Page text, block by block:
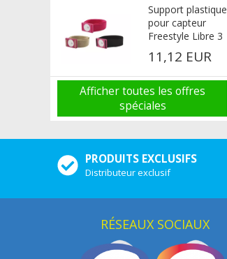
Support plastique
pour capteur
Freestyle Libre 3
Rose
11,12 EUR
Afficher toutes les offres
spéciales
PRODUITS EXCLUSIFS
Distributeur exclusif
RÉSEAUX SOCIAUX